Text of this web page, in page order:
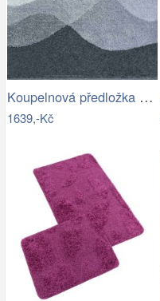
Koupelnová předložka HILLS
1639,-Kč